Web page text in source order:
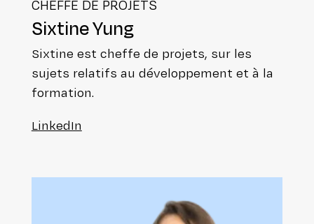
CHEFFE DE PROJETS
Sixtine Yung
Sixtine est cheffe de projets, sur les
sujets relatifs au déve­lop­pe­ment et à la
formation.
LinkedIn